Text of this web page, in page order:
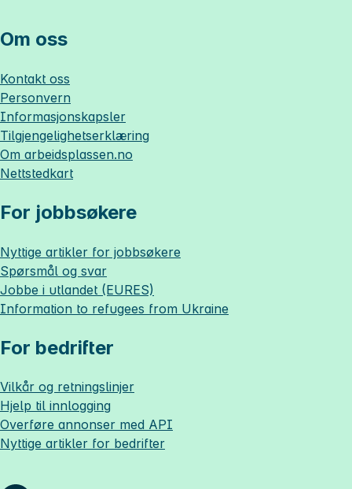
Om oss
Kontakt oss
Personvern
Informasjonskapsler
Tilgjengelighetserklæring
Om arbeidsplassen.no
Nettstedkart
For jobbsøkere
Nyttige artikler for jobbsøkere
Spørsmål og svar
Jobbe i utlandet (EURES)
Information to refugees from Ukraine
For bedrifter
Vilkår og retningslinjer
Hjelp til innlogging
Overføre annonser med API
Nyttige artikler for bedrifter